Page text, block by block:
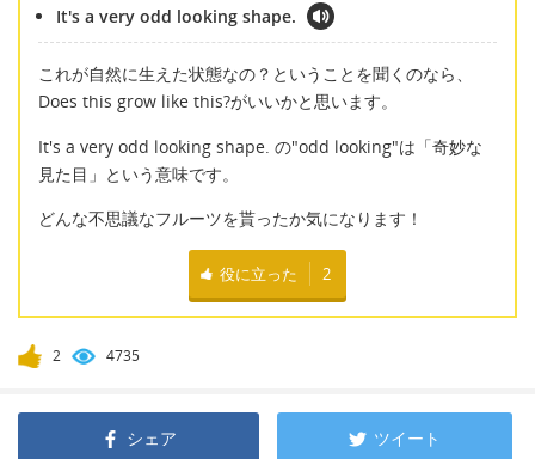
It's a very odd looking shape.
これが自然に生えた状態なの？ということを聞くのなら、
Does this grow like this?がいいかと思います。
It's a very odd looking shape. の"odd looking"は「奇妙な
見た目」という意味です。
どんな不思議なフルーツを貰ったか気になります！
役に立った 2
2 4735
シェア ツイート